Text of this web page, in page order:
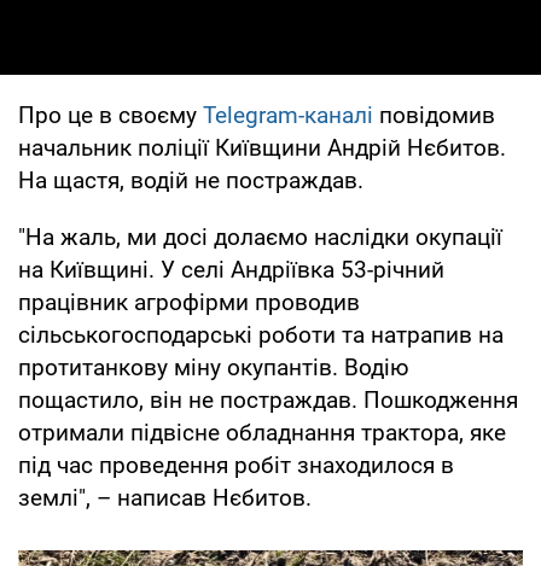
Про це в своєму Telegram-каналі повідомив
начальник поліції Київщини Андрій Нєбитов.
На щастя, водій не постраждав.
"На жаль, ми досі долаємо наслідки окупації
на Київщині. У селі Андріївка 53-річний
працівник агрофірми проводив
сільськогосподарські роботи та натрапив на
протитанкову міну окупантів. Водію
пощастило, він не постраждав. Пошкодження
отримали підвісне обладнання трактора, яке
під час проведення робіт знаходилося в
землі", – написав Нєбитов.